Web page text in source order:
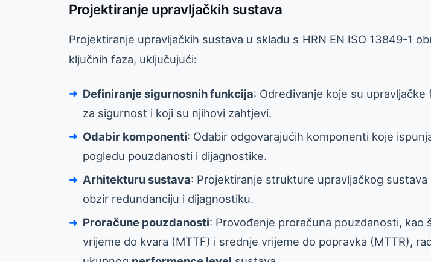
Projektiranje upravljačkih sustava
Projektiranje upravljačkih sustava u skladu s HRN EN ISO 13849-1
ključnih faza, uključujući:
Definiranje sigurnosnih funkcija: Određivanje koje su
za sigurnost i koji su njihovi zahtjevi.
Odabir komponenti: Odabir odgovarajućih komponenti koje
pogledu pouzdanosti i dijagnostike.
Arhitekturu sustava: Projektiranje strukture upravljačkog sustava
obzir redundanciju i dijagnostiku.
Proračune pouzdanosti: Provođenje proračuna pouzdanosti, kao
vrijeme do kvara (MTTF) i srednje vrijeme do popravka (MTTR),